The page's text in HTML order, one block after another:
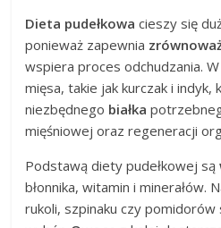
Dieta pudełkowa cieszy się
ponieważ zapewnia
wspiera proces odchudzania.
mięsa, takie jak kurczak i
niezbędnego białka
mięśniowej oraz regeneracji
Podstawą diety pudełkowej są
błonnika, witamin i minerałów.
rukoli, szpinaku czy